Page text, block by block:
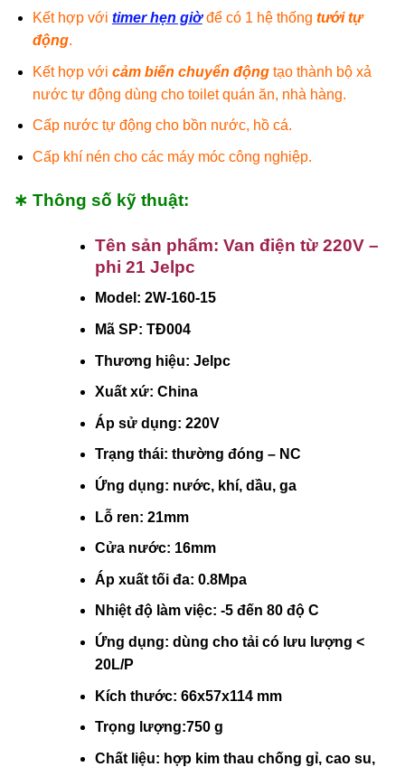
Kết hợp với timer hẹn giờđể có 1 hệ thống tưới tự
động.
Kết hợp với cảm biến chuyển độngtạo thành bộ xả
nước tự động dùng cho toilet quán ăn, nhà hàng.
Cấp nước tự động cho bồn nước, hồ cá.
Cấp khí nén cho các máy móc công nghiệp.
∗ Thông số kỹ thuật:
Tên sản phẩm: Van điện từ 220V –
phi 21 Jelpc
Model: 2W-160-15
Mã SP: TĐ004
Thương hiệu: Jelpc
Xuất xứ: China
Áp sử dụng: 220V
Trạng thái: thường đóng – NC
Ứng dụng: nước, khí, dầu, ga
Lỗ ren: 21mm
Cửa nước: 16mm
Áp xuất tối đa: 0.8Mpa
Nhiệt độ làm việc: -5 đến 80 độ C
Ứng dụng: dùng cho tải có lưu lượng <
20L/P
Kích thước: 66x57x114 mm
Trọng lượng:750 g
Chất liệu: hợp kim thau chống gỉ, cao su,